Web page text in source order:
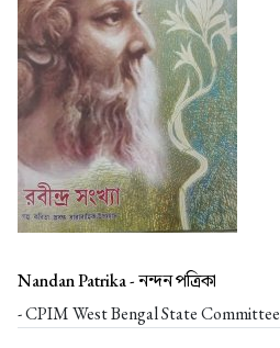
Nandan Patrika -নন্দন পত্রিকা
- CPIM West Bengal State Committee